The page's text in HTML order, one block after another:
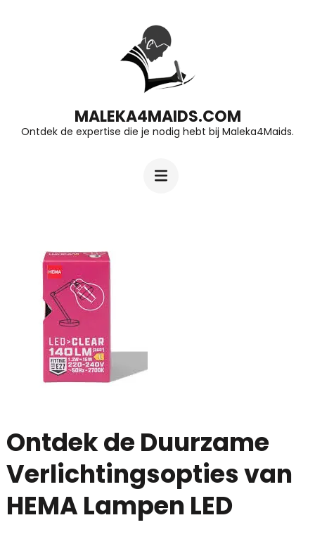
Enter)
MALEKA4MAIDS.COM
Ontdek de expertise die je nodig hebt bij Maleka4Maids.
Ontdek de Duurzame
Verlichtingsopties van
HEMA Lampen LED